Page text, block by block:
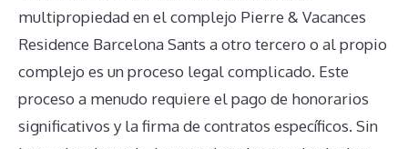
multipropiedad en el complejo Pierre & Vacances
Residence Barcelona Sants a otro tercero o al propio
complejo es un proceso legal complicado. Este
proceso a menudo requiere el pago de honorarios
significativos y la firma de contratos específicos. Sin